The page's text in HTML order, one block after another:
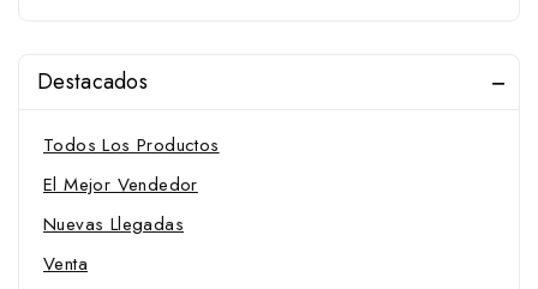
Destacados
Todos Los Productos
El Mejor Vendedor
Nuevas Llegadas
Venta